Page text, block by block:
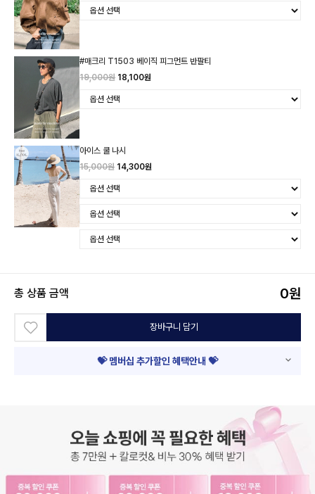
#매크리 T1503 베이직 피그먼트 반팔티
19,000원 18,100원
아이스 쿨 나시
15,000원 14,300원
총 상품 금액 0원
장바구니 담기
💝 멤버십 추가할인 혜택안내 💝